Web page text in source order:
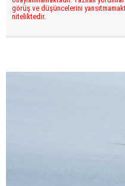
görüş ve düşüncelerini
niteliktedir.